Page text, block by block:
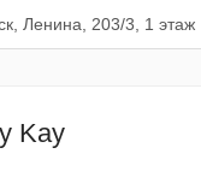
Ленина, 203/3, 1 этаж
Kay